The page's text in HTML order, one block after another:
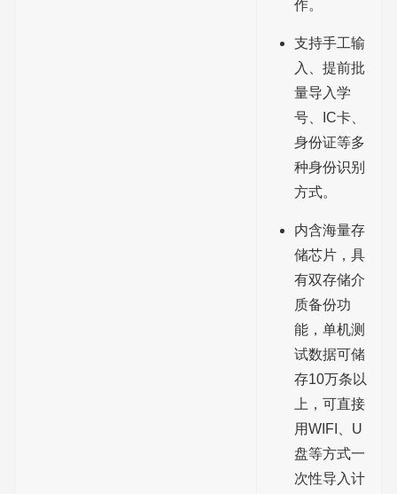
作。
支持手工输
入、提前批
量导入学
号、IC卡、
身份证等多
种身份识别
方式。
内含海量存
储芯片，具
有双存储介
质备份功
能，单机测
试数据可储
存10万条以
上，可直接
用WIFI、U
盘等方式一
次性导入计